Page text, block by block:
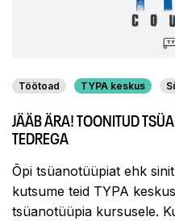
Töötoad TYPA keskus
JÄÄB ÄRA! TOONITUD
TEDREGA
Õpi tsüanotüüpiat ehk
kutsume teid TYPA
tsüanotüüpia kursusele.